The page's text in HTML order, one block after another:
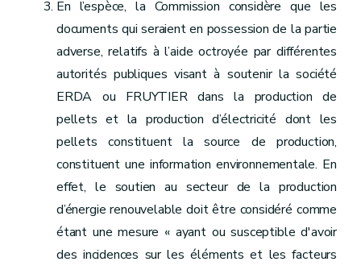
En l’espèce, la Commission considère que les
documents qui seraient en possession de la partie
adverse, relatifs à l’aide octroyée par différentes
autorités publiques visant à soutenir la société
ERDA ou FRUYTIER dans la production de
pellets et la production d’électricité dont les
pellets constituent la source de production,
constituent une information environnementale. En
effet, le soutien au secteur de la production
d’énergie renouvelable doit être considéré comme
étant une mesure « ayant ou susceptible d'avoir
des incidences sur les éléments et les facteurs